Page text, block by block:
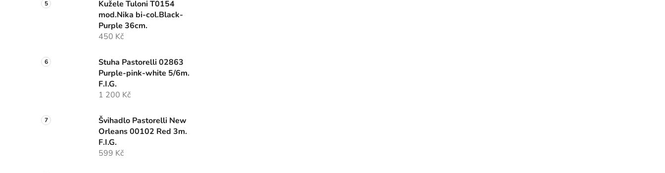
Kužele Tuloni T0154
mod.Nika bi-col.Black-
Purple 36cm.
450 Kč
Stuha Pastorelli 02863
Purple-pink-white 5/6m.
F.I.G.
1 200 Kč
Švihadlo Pastorelli New
Orleans 00102 Red 3m.
F.I.G.
599 Kč